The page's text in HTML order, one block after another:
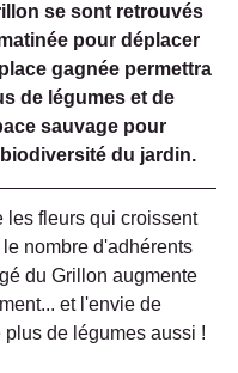
se sont retrouvés
pour déplacer
gagnée permettra
de légumes et de
sauvage pour
du jardin.
les fleurs qui croissent
nombre d'adhérents
du Grillon augmente
et l'envie de
de légumes aussi !